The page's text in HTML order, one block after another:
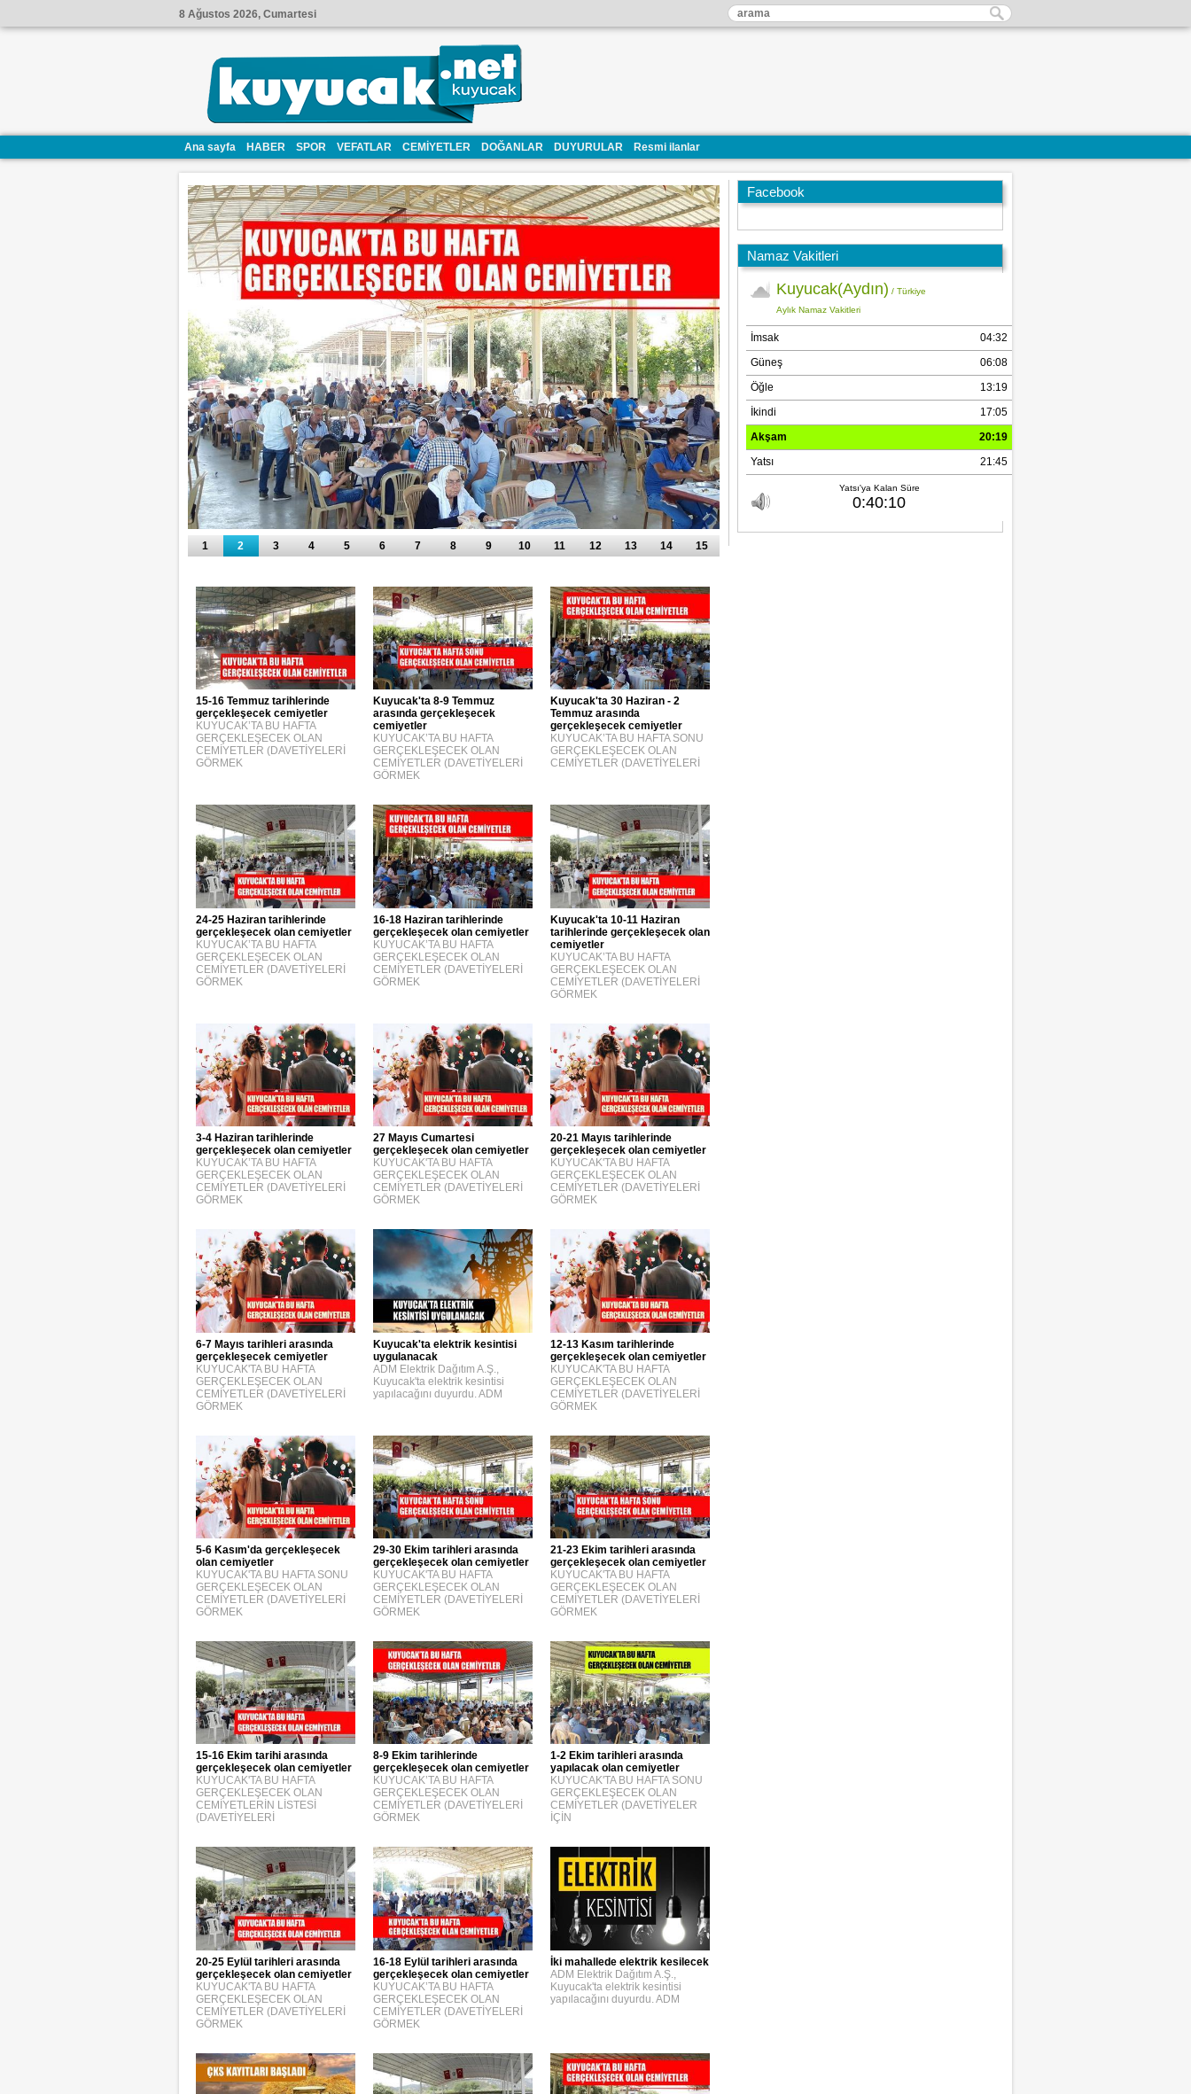
8 Ağustos 2026, Cumartesi
Ana sayfa HABER SPOR VEFATLAR CEMİYETLER DOĞANLAR DUYURULAR Resmi ilanlar
Facebook
Namaz Vakitleri
1 2 3 4 5 6 7 8 9 10 11 12 13 14 15
15-16 Temmuz tarihlerinde
gerçekleşecek cemiyetler
KUYUCAK’TA BU HAFTA
GERÇEKLEŞECEK OLAN
CEMİYETLER (DAVETİYELERİ
GÖRMEK
Kuyucak'ta 8-9 Temmuz
arasında gerçekleşecek
cemiyetler
KUYUCAK’TA BU HAFTA
GERÇEKLEŞECEK OLAN
CEMİYETLER (DAVETİYELERİ
GÖRMEK
Kuyucak'ta 30 Haziran - 2
Temmuz arasında
gerçekleşecek cemiyetler
KUYUCAK’TA BU HAFTA SONU
GERÇEKLEŞECEK OLAN
CEMİYETLER (DAVETİYELERİ
24-25 Haziran tarihlerinde
gerçekleşecek olan cemiyetler
KUYUCAK’TA BU HAFTA
GERÇEKLEŞECEK OLAN
CEMİYETLER (DAVETİYELERİ
GÖRMEK
16-18 Haziran tarihlerinde
gerçekleşecek olan cemiyetler
KUYUCAK’TA BU HAFTA
GERÇEKLEŞECEK OLAN
CEMİYETLER (DAVETİYELERİ
GÖRMEK
Kuyucak'ta 10-11 Haziran
tarihlerinde gerçekleşecek olan
cemiyetler
KUYUCAK’TA BU HAFTA
GERÇEKLEŞECEK OLAN
CEMİYETLER (DAVETİYELERİ
GÖRMEK
3-4 Haziran tarihlerinde
gerçekleşecek olan cemiyetler
KUYUCAK’TA BU HAFTA
GERÇEKLEŞECEK OLAN
CEMİYETLER (DAVETİYELERİ
GÖRMEK
27 Mayıs Cumartesi
gerçekleşecek olan cemiyetler
KUYUCAK'TA BU HAFTA
GERÇEKLEŞECEK OLAN
CEMİYETLER (DAVETİYELERİ
GÖRMEK
20-21 Mayıs tarihlerinde
gerçekleşecek olan cemiyetler
KUYUCAK'TA BU HAFTA
GERÇEKLEŞECEK OLAN
CEMİYETLER (DAVETİYELERİ
GÖRMEK
6-7 Mayıs tarihleri arasında
gerçekleşecek cemiyetler
KUYUCAK'TA BU HAFTA
GERÇEKLEŞECEK OLAN
CEMİYETLER (DAVETİYELERİ
GÖRMEK
Kuyucak'ta elektrik kesintisi
uygulanacak
ADM Elektrik Dağıtım A.Ş.,
Kuyucak'ta elektrik kesintisi
yapılacağını duyurdu. ADM
12-13 Kasım tarihlerinde
gerçekleşecek olan cemiyetler
KUYUCAK'TA BU HAFTA
GERÇEKLEŞECEK OLAN
CEMİYETLER (DAVETİYELERİ
GÖRMEK
5-6 Kasım'da gerçekleşecek
olan cemiyetler
KUYUCAK'TA BU HAFTA SONU
GERÇEKLEŞECEK OLAN
CEMİYETLER (DAVETİYELERİ
GÖRMEK
29-30 Ekim tarihleri arasında
gerçekleşecek olan cemiyetler
KUYUCAK'TA BU HAFTA
GERÇEKLEŞECEK OLAN
CEMİYETLER (DAVETİYELERİ
GÖRMEK
21-23 Ekim tarihleri arasında
gerçekleşecek olan cemiyetler
KUYUCAK'TA BU HAFTA
GERÇEKLEŞECEK OLAN
CEMİYETLER (DAVETİYELERİ
GÖRMEK
15-16 Ekim tarihi arasında
gerçekleşecek olan cemiyetler
KUYUCAK'TA BU HAFTA
GERÇEKLEŞECEK OLAN
CEMİYETLERİN LİSTESİ
(DAVETİYELERİ
8-9 Ekim tarihlerinde
gerçekleşecek olan cemiyetler
KUYUCAK’TA BU HAFTA
GERÇEKLEŞECEK OLAN
CEMİYETLER (DAVETİYELERİ
GÖRMEK
1-2 Ekim tarihleri arasında
yapılacak olan cemiyetler
KUYUCAK'TA BU HAFTA SONU
GERÇEKLEŞECEK OLAN
CEMİYETLER (DAVETİYELER
İÇİN
20-25 Eylül tarihleri arasında
gerçekleşecek olan cemiyetler
KUYUCAK'TA BU HAFTA
GERÇEKLEŞECEK OLAN
CEMİYETLER (DAVETİYELERİ
GÖRMEK
16-18 Eylül tarihleri arasında
gerçekleşecek olan cemiyetler
KUYUCAK’TA BU HAFTA
GERÇEKLEŞECEK OLAN
CEMİYETLER (DAVETİYELERİ
GÖRMEK
İki mahallede elektrik kesilecek
ADM Elektrik Dağıtım A.Ş.,
Kuyucak'ta elektrik kesintisi
yapılacağını duyurdu. ADM